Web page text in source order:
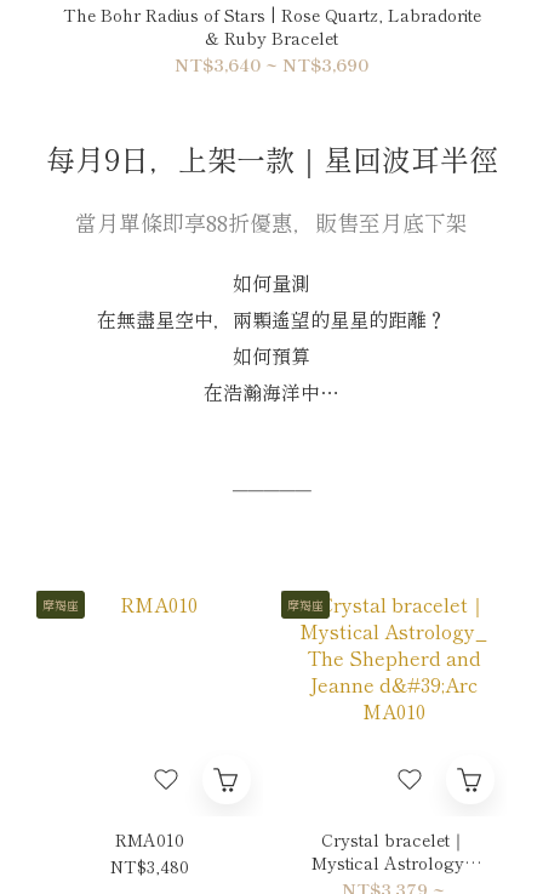
The Bohr Radius of Stars | Rose Quartz, Labradorite
& Ruby Bracelet
NT$3,640 ~ NT$3,690
每月9日，上架一款｜星回波耳半徑
當月單條即享88折優惠，販售至月底下架
如何量測
在無盡星空中，兩顆遙望的星星的距離？
如何預算
在浩瀚海洋中…
─────
摩羯座
RMA010
NT$3,480
摩羯座
Crystal bracelet｜
Mystical Astrology_
The Shepherd and